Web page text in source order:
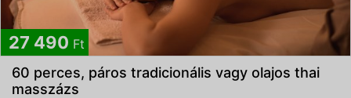
27 490 Ft
60 perces, páros tradicionális vagy olajos thai
masszázs